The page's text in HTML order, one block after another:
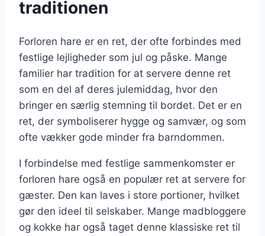
traditionen
Forloren hare er en ret, der ofte forbindes med
festlige lejligheder som jul og påske. Mange
familier har tradition for at servere denne ret
som en del af deres julemiddag, hvor den
bringer en særlig stemning til bordet. Det er en
ret, der symboliserer hygge og samvær, og som
ofte vækker gode minder fra barndommen.
I forbindelse med festlige sammenkomster er
forloren hare også en populær ret at servere for
gæster. Den kan laves i store portioner, hvilket
gør den ideel til selskaber. Mange madbloggere
og kokke har også taget denne klassiske ret til